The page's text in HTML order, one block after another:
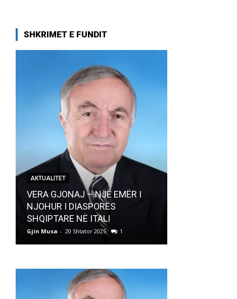
SHKRIMET E FUNDIT
AKTUALITET
VERA GJONAJ – NJË EMËR I
NJOHUR I DIASPORËS
SHQIPTARE NË ITALI
Gjin Musa - 20 Shtator 2025 1